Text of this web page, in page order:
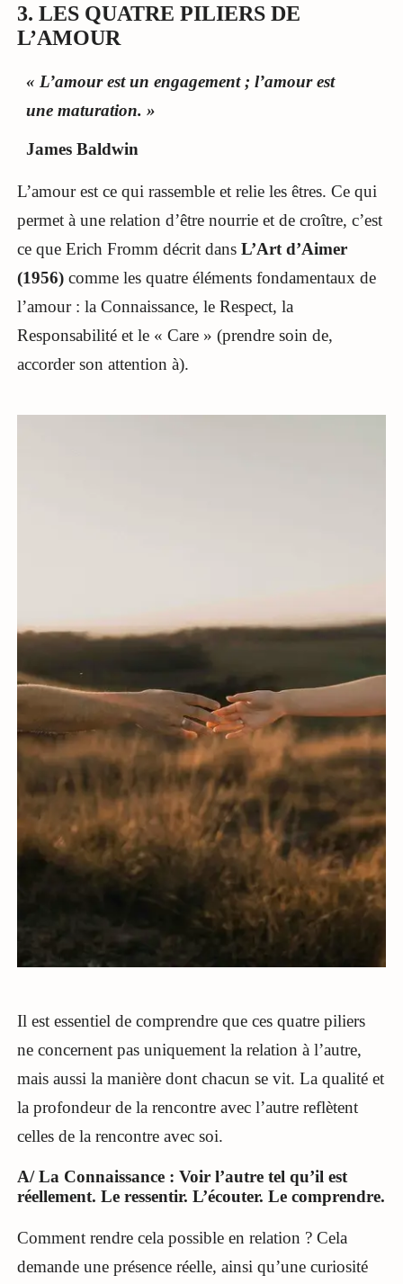
3. LES QUATRE PILIERS DE
L’AMOUR
« L’amour est un engagement ; l’amour est
une maturation. »
James Baldwin
L’amour est ce qui rassemble et relie les êtres. Ce qui
permet à une relation d’être nourrie et de croître, c’est
ce que Erich Fromm décrit dansL’Art d’Aimer
(1956) comme les quatre éléments fondamentaux de
l’amour : la Connaissance, le Respect, la
Responsabilité et le « Care » (prendre soin de,
accorder son attention à).
Il est essentiel de comprendre que ces quatre piliers
ne concernent pas uniquement la relation à l’autre,
mais aussi la manière dont chacun se vit. La qualité et
la profondeur de la rencontre avec l’autre reflètent
celles de la rencontre avec soi.
A/ La Connaissance : Voir l’autre tel qu’il est
réellement. Le ressentir. L’écouter. Le comprendre.
Comment rendre cela possible en relation ? Cela
demande une présence réelle, ainsi qu’une curiosité